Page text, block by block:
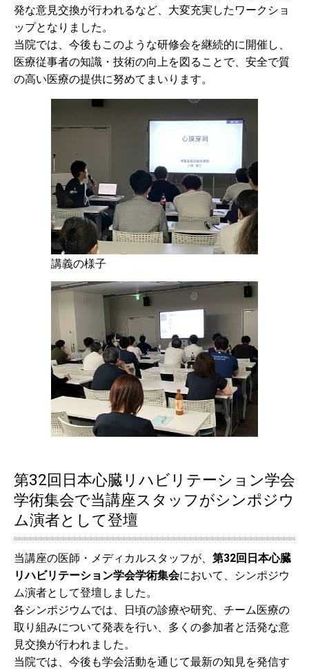
2025.05.01
医工学ミーティングが行われました
2025.04.17
医工学ミーティングが行われました
医工学ミーティングが行われました
『心リハ通信（R6.8月号）』を掲載しました。
2024.04.10
下山 正博 先生の論文がHypertension Research誌に採択されまし
2023.08.04
『心リハ通信（R4.7月号）』を掲載しました。
『心リハ通信（R3.7月号）』を掲載しました。
2020.07.21
『心リハ通信（R2.7月号）』を掲載しました。
2018.08.23
『心リハ通信（H30.8月号）』を掲載しました。
2018.06.01
「獨協医科大学リハビリテーション部ブログはじめました」 リハ
ビリテーション部の紹介や活動などをアップしています。
2017.08.23
8月2日（水）日光ニコニコ本陣にて地域で防ぐ心臓病（心疾患再
発予防のための多職種研修会）ステップ１「心疾患の在宅管理～
覚えてほしいキーワード～」にて安隆則主任教授が講演を行いま
した。
発な意見交換が行われるなど、大変充実したワークショ
ップとなりました。
当院では、今後もこのような研修会を継続的に開催し、
医療従事者の知識・技術の向上を図ることで、安全で質
の高い医療の提供に努めてまいります。
講義の様子
第32回日本心臓リハビリテーション学会
学術集会で当講座スタッフがシンポジウ
ム演者として登壇
当講座の医師・メディカルスタッフが、 第32回日本心臓
リハビリテーション学会学術集会において、シンポジウ
ム演者として登壇しました。
各シンポジウムでは、日頃の診療や研究、チーム医療の
取り組みについて発表を行い、多くの参加者と活発な意
見交換が行われました。
当院では、今後も学会活動を通じて最新の知見を発信す